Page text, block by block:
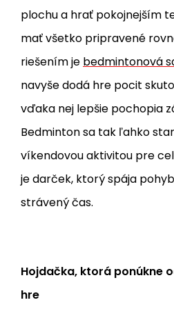
plochu a hrať pokojnejším
mať všetko pripravené
riešením je bedmintonová
navyše dodá hre pocit
vďaka nej lepšie pochopia
Bedminton sa tak ľahko
víkendovou aktivitou pre
je darček, ktorý spája
strávený čas.
Hojdačka, ktorá ponúkne
hre